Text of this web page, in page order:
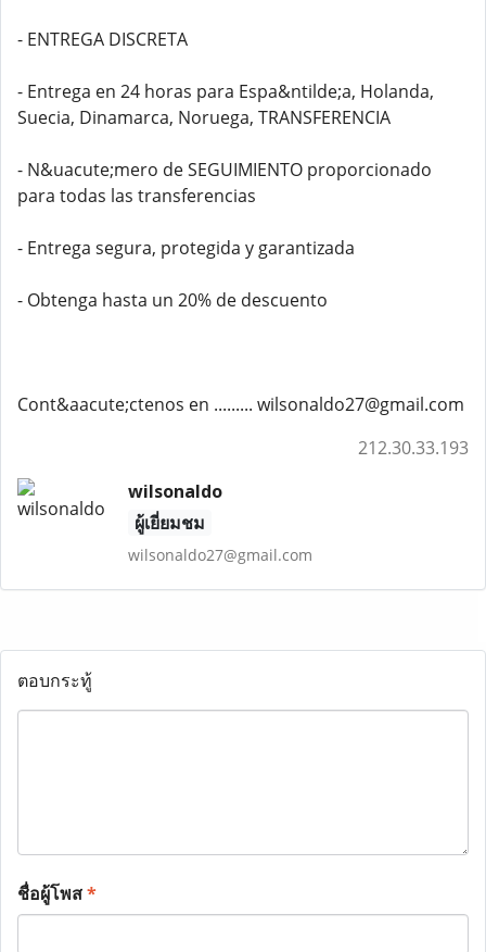
- ENTREGA DISCRETA
- Entrega en 24 horas para Espa&ntilde;a, Holanda,
Suecia, Dinamarca, Noruega, TRANSFERENCIA
- N&uacute;mero de SEGUIMIENTO proporcionado
para todas las transferencias
- Entrega segura, protegida y garantizada
- Obtenga hasta un 20% de descuento
Cont&aacute;ctenos en ......... wilsonaldo27@gmail.com
212.30.33.193
wilsonaldo
ผู้เยี่ยมชม
wilsonaldo27@gmail.com
ตอบกระทู้
ชื่อผู้โพส*